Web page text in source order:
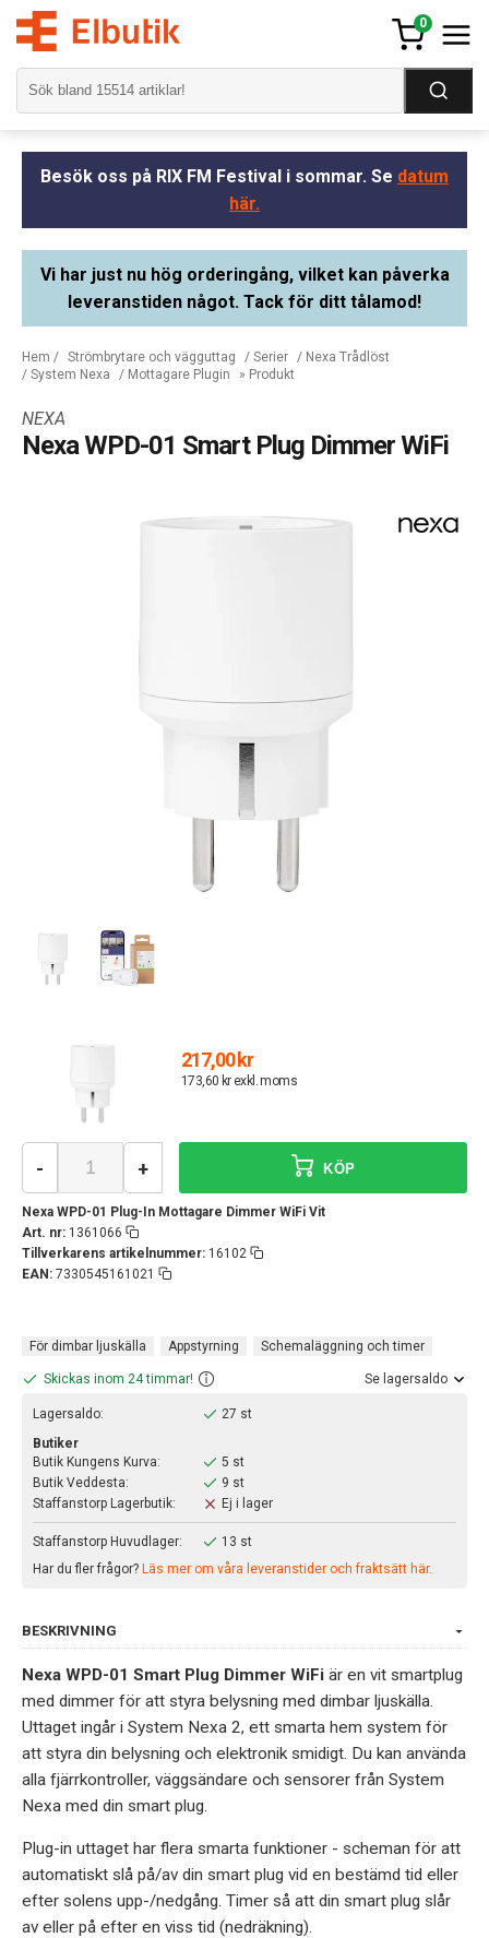
0
Besök oss på RIX FM Festival i sommar. Se datum
här.
Vi har just nu hög orderingång, vilket kan påverka
leveranstiden något. Tack för ditt tålamod!
Hem / Strömbrytare och vägguttag / Serier / Nexa Trådlöst
/ System Nexa / Mottagare Plugin » Produkt
NEXA
Nexa WPD-01 Smart Plug Dimmer WiFi
217,00 kr
173,60 kr exkl. moms
Nexa WPD-01 Plug-In Mottagare Dimmer WiFi Vit
Art. nr: 1361066
Tillverkarens artikelnummer: 16102
EAN: 7330545161021
- + KÖP
För dimbar ljuskälla Appstyrning Schemaläggning och timer
Skickas inom 24 timmar! Se lagersaldo
Lagersaldo:
27 st
Butiker
Butik Kungens Kurva:
5 st
Butik Veddesta:
9 st
Staffanstorp Lagerbutik:
Ej i lager
Staffanstorp Huvudlager:
13 st
Har du fler frågor? Läs mer om våra leveranstider och fraktsätt här.
BESKRIVNING
Nexa WPD-01 Smart Plug Dimmer WiFi är en vit smartplug
med dimmer för att styra belysning med dimbar ljuskälla.
Uttaget ingår i System Nexa 2, ett smarta hem system för
att styra din belysning och elektronik smidigt. Du kan använda
alla fjärrkontroller, väggsändare och sensorer från System
Nexa med din smart plug.
Plug-in uttaget har flera smarta funktioner - scheman för att
automatiskt slå på/av din smart plug vid en bestämd tid eller
efter solens upp-/nedgång. Timer så att din smart plug slår
av eller på efter en viss tid (nedräkning).